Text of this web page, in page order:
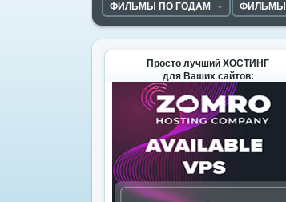
ФИЛЬМЫ ПО ГОДАМ ФИЛЬМЫ
Просто лучший ХОСТИНГ
для Ваших сайтов: